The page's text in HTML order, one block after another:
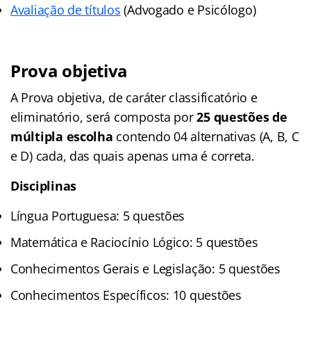
Avaliação de títulos (Advogado e Psicólogo)
Prova objetiva
A Prova objetiva, de caráter classificatório e
eliminatório, será composta por25 questões de
múltipla escolha contendo 04 alternativas (A, B, C
e D) cada, das quais apenas uma é correta.
Disciplinas
Língua Portuguesa: 5 questões
Matemática e Raciocínio Lógico: 5 questões
Conhecimentos Gerais e Legislação: 5 questões
Conhecimentos Específicos: 10 questões